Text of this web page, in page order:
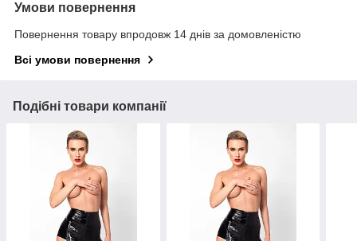
Умови повернення
Повернення товару впродовж 14 днів за домовленістю
Всі умови повернення
Подібні товари компанії